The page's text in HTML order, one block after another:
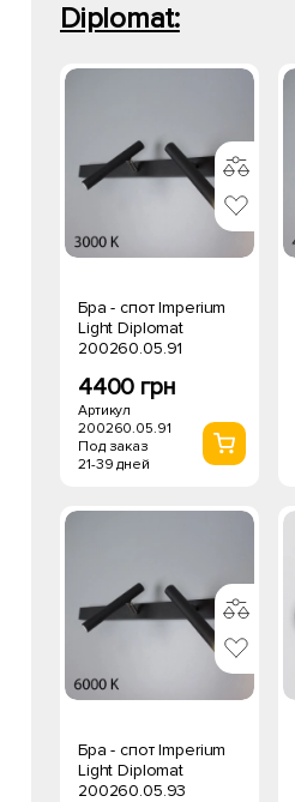
Diplomat:
Бра - спот Imperium
Light Diplomat
200260.05.91
4400 грн
Артикул
200260.05.91
Под заказ
21-39 дней
Бра - спот Imperium
Light Diplomat
200260.05.93